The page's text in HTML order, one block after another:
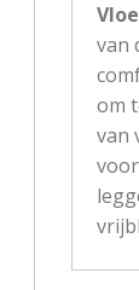
van
om
van